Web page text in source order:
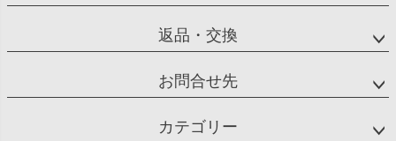
返品・交換
お問合せ先
カテゴリー